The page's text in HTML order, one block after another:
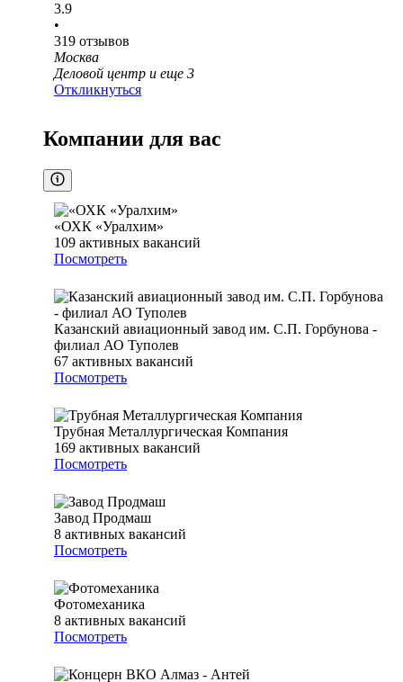
3.9
•
319 отзывов
Москва
Деловой центр и еще 3
Откликнуться
Компании для вас
«ОХК «Уралхим»
109 активных вакансий
Посмотреть
Казанский авиационный завод им. С.П. Горбунова -
филиал АО Туполев
67 активных вакансий
Посмотреть
Трубная Металлургическая Компания
169 активных вакансий
Посмотреть
Завод Продмаш
8 активных вакансий
Посмотреть
Фотомеханика
8 активных вакансий
Посмотреть